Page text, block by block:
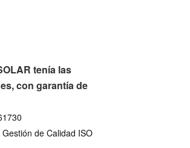
tenía las
con garantía de
de Calidad ISO